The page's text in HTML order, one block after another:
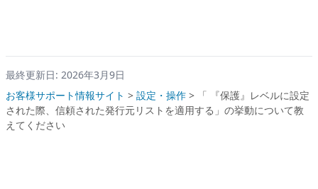
最終更新日: 2026年3月9日
お客様サポート情報サイト > 設定・操作 >
「 『保護』レベルに設定
された際、信頼された発行元リストを適用する」の挙動について教
えてください